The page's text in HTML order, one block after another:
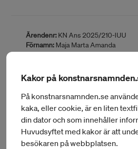
Ärendenr: KN Ans 2025/210-IUU
Förnamn: Maja Marta Amanda
Efternamn:Lindström
Hemort:
Bagarmossen
Land:Danmark
Inbjudande part:Copenhagen Opera
Sammanfattning: Gästspel/visning/
BEVILJAT BELOPP:
8 000 kr
Kakor på
På konstnarsnamnden.se
kaka, eller cookie, är en liten
din dator och som innehåller
Huvudsyftet med kakor är att
besökaren på webbplatsen.